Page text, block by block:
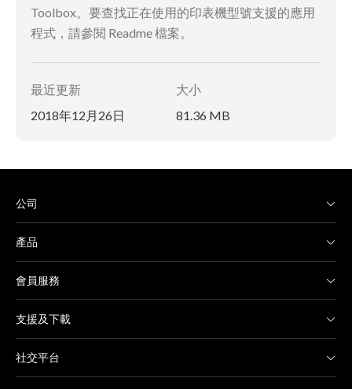
Toolbox。要查找正在使用的印表機型號支援的應用
程式，請參閱 Readme 檔案。
最近更新
2018年12月26日
大小
81.36 MB
公司
產品
會員服務
支援及下載
社交平台